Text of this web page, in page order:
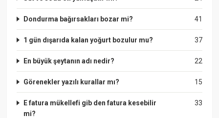
41
Dondurma bağırsakları bozar mi?
37
1 gün dışarıda kalan yoğurt bozulur mu?
22
En büyük şeytanın adı nedir?
15
Görenekler yazılı kurallar mı?
33
E fatura mükellefi gib den fatura kesebilir
mi?